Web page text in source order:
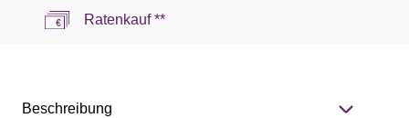
Ratenkauf **
Beschreibung